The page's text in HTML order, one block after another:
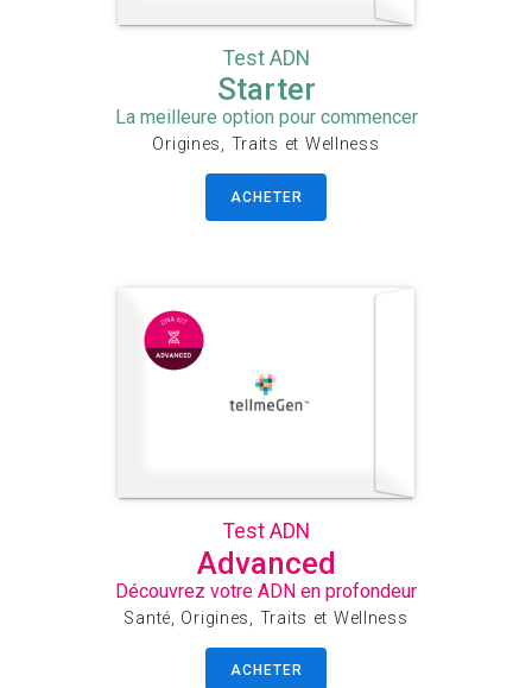
Test ADN
Starter
La meilleure option pour commencer
Origines, Traits et Wellness
ACHETER
Test ADN
Advanced
Découvrez votre ADN en profondeur
Santé, Origines, Traits et Wellness
ACHETER